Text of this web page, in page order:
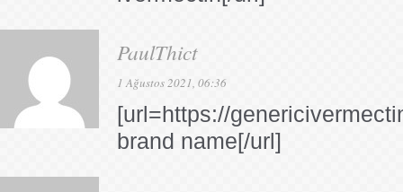
PaulThict
1 Ağustos 2021, 06:36
[url=https://
brand name[/url]